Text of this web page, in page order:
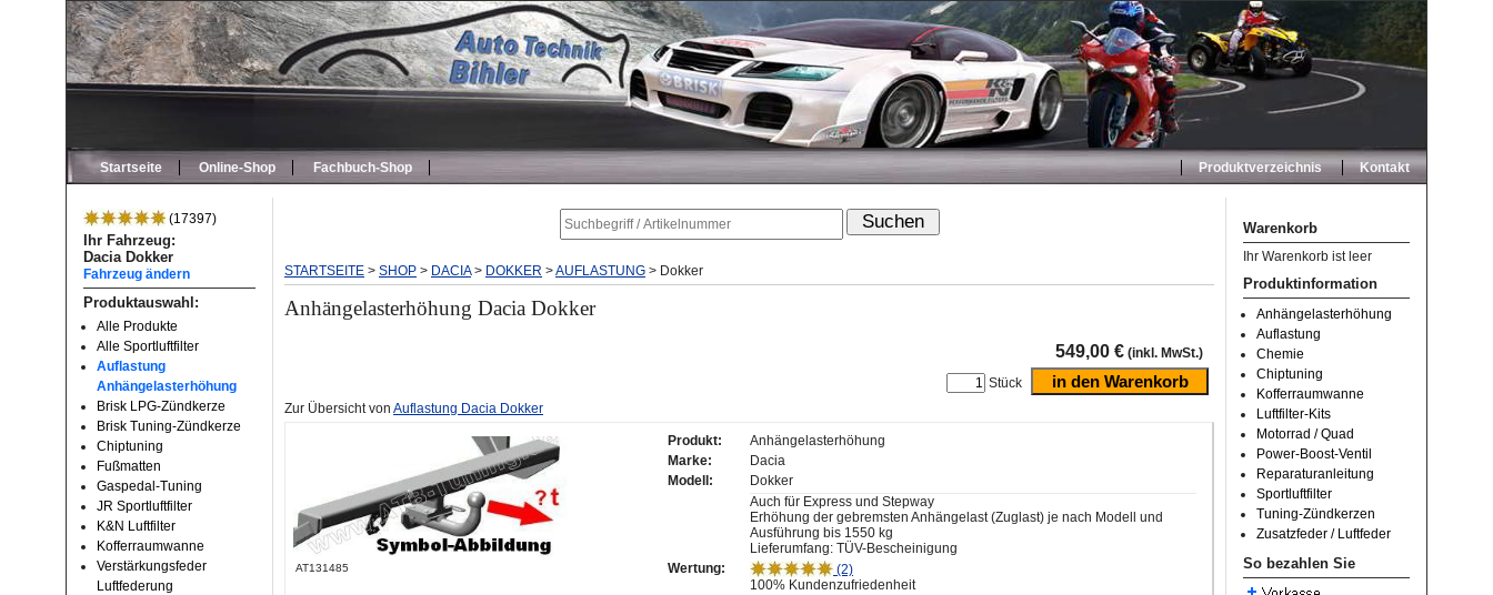
Startseite Online-Shop Fachbuch-Shop Produktverzeichnis Kontakt
(17397)
Ihr Fahrzeug:
Dacia Dokker
Fahrzeug ändern
Produktauswahl:
Alle Produkte
Alle Sportluftfilter
Auflastung
Anhängelasterhöhung
Brisk LPG-Zündkerze
Brisk Tuning-Zündkerze
Chiptuning
Fußmatten
Gaspedal-Tuning
JR Sportluftfilter
K&N Luftfilter
Kofferraumwanne
Verstärkungsfeder
Luftfederung
Warenkorb
Ihr Warenkorb ist leer
Produktinformation
Anhängelasterhöhung
Auflastung
Chemie
Chiptuning
Kofferraumwanne
Luftfilter-Kits
Motorrad / Quad
Power-Boost-Ventil
Reparaturanleitung
Sportluftfilter
Tuning-Zündkerzen
Zusatzfeder / Luftfeder
So bezahlen Sie
STARTSEITE > SHOP > DACIA > DOKKER >AUFLASTUNG > Dokker
Anhängelasterhöhung Dacia Dokker
549,00 € (inkl. MwSt.)
Stück
Zur Übersicht von Auflastung Dacia Dokker
AT131485
Produkt:
Anhängelasterhöhung
Marke:
Dacia
Modell:
Dokker
Auch für Express und Stepway
Erhöhung der gebremsten Anhängelast (Zuglast) je nach Modell und
Ausführung bis 1550 kg
Lieferumfang: TÜV-Bescheinigung
Wertung:
(2)
100% Kundenzufriedenheit